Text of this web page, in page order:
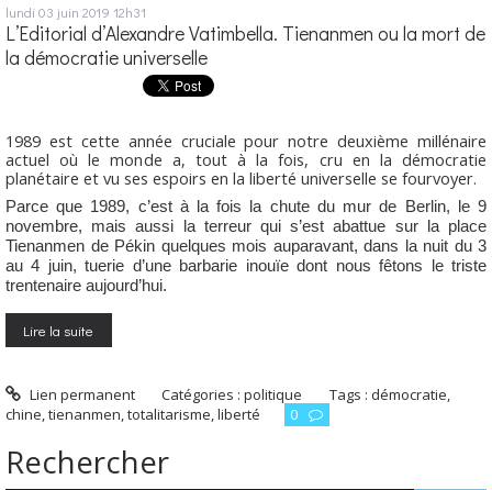
Rechercher
lundi 03 juin 2019 12h31
L’Editorial d’Alexandre Vatimbella. Tienanmen ou la mort de
la démocratie universelle
1989 est cette année cruciale pour notre deuxième millénaire
actuel où le monde a, tout à la fois, cru en la démocratie
planétaire et vu ses espoirs en la liberté universelle se fourvoyer.
Parce que 1989, c’est à la fois la chute du mur de Berlin, le 9
novembre, mais aussi la terreur qui s’est abattue sur la place
Tienanmen de Pékin quelques mois auparavant, dans la nuit du 3
au 4 juin, tuerie d’une barbarie inouïe dont nous fêtons le triste
trentenaire aujourd’hui.
Lire la suite
Lien permanent Catégories :politique Tags : démocratie,
chine,tienanmen,totalitarisme,liberté 0